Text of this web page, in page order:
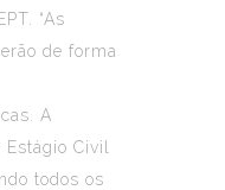
“As
de forma
A
Civil
todos os